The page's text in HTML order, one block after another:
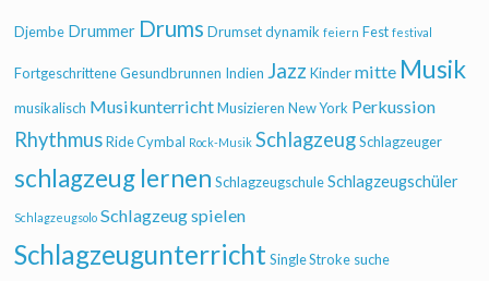
Djembe Drummer Drums Drumset dynamik feiern Fest festival
Fortgeschrittene Gesundbrunnen Indien Jazz Kinder mitte Musik
musikalisch Musikunterricht Musizieren New York Perkussion
Rhythmus Ride Cymbal Rock-Musik Schlagzeug Schlagzeuger
schlagzeug lernen Schlagzeugschule Schlagzeugschüler
Schlagzeugsolo Schlagzeug spielen
Schlagzeugunterricht Single Stroke suche